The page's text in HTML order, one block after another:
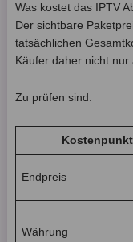
Was kostet das IPTV
Der sichtbare
tatsächlichen
Käufer daher nicht nur
Zu prüfen sind:
Kostenpunkt
Endpreis
Währung